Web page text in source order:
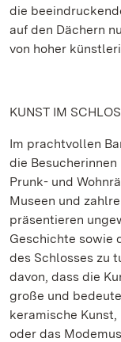
die
auf den Dächern
von hoher
KUNST IM
Im prachtvollen
die
Prunk- und
Museen und
präsentieren
Geschichte sowie
des Schlosses zu
davon, dass die
große und
keramische
oder das